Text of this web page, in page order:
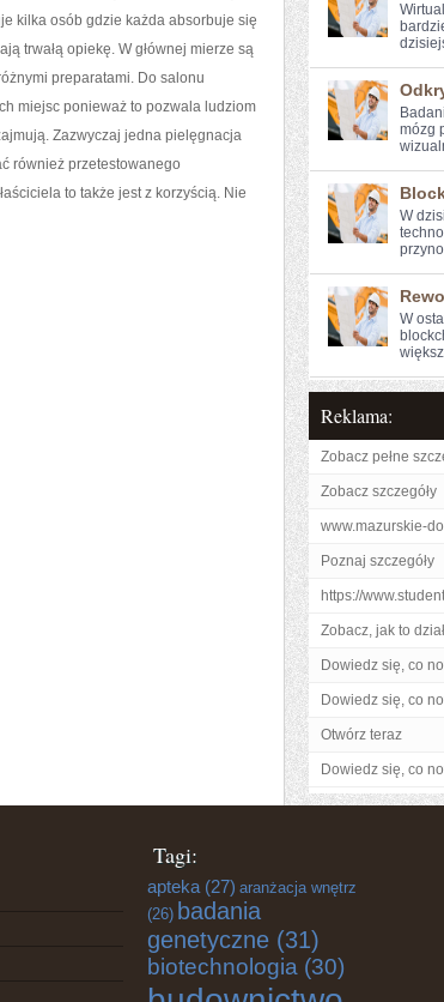
kilka osób gdzie każda absorbuje się
trwałą opiekę. W głównej mierze są
preparatami. Do salonu
miejsc ponieważ to pozwala ludziom
Zazwyczaj jedna pielęgnacja
również przetestowanego
to także jest z korzyścią. Nie
mózg
W
W⁣
Reklama:
Zobacz pełne
Zobacz szczegóły
www.mazurskie-
Poznaj szczegóły
https://
Zobacz, jak to
Dowiedz się, co
Dowiedz się, co
Otwórz teraz
Dowiedz się, co
Tagi:
apteka (27) aranżacja wnętrz
(26) badania
genetyczne (31)
biotechnologia (30)